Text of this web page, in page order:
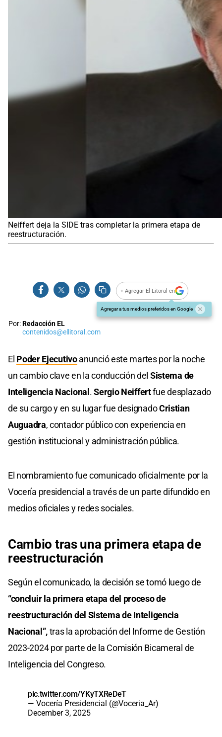
Neiffert deja la SIDE tras completar la primera etapa de
reestructuración.
+ Agregar El Litoral en
Agregar a tus medios preferidos en Google
Por:Redacción EL
contenidos@ellitoral.com
El Poder Ejecutivoanunció este martes por la noche
un cambio clave en la conducción del Sistema de
Inteligencia Nacional .Sergio Neiffertfue desplazado
de su cargo y en su lugar fue designadoCristian
Auguadra, contador público con experiencia en
gestión institucional y administración pública.
El nombramiento fue comunicado oficialmente por la
Vocería presidencial a través de un parte difundido en
medios oficiales y redes sociales.
Cambio tras una primera etapa de
reestructuración
Según el comunicado, la decisión se tomó luego de
“concluir la primera etapa del proceso de
reestructuración del Sistema de Inteligencia
Nacional”,tras la aprobación del Informe de Gestión
2023-2024 por parte de la Comisión Bicameral de
Inteligencia del Congreso.
pic.twitter.com/YKyTXReDeT
— Vocería Presidencial (@Voceria_Ar)
December 3, 2025